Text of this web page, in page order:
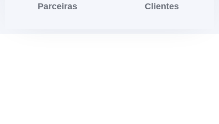
Parceiras Clientes